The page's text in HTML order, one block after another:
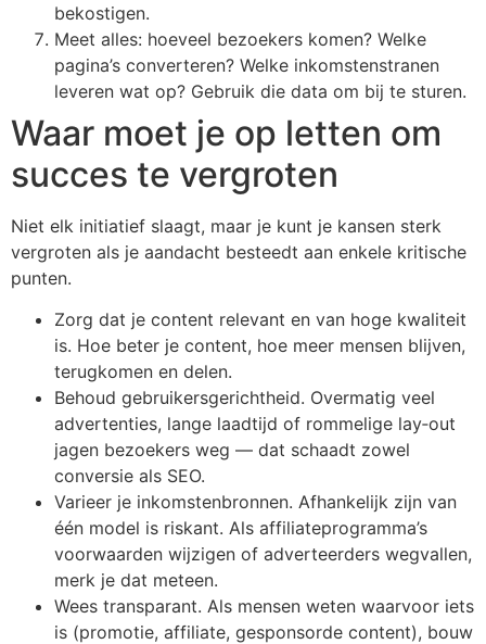
bekostigen.
Meet alles: hoeveel bezoekers komen? Welke
pagina’s converteren? Welke inkomstenstranen
leveren wat op? Gebruik die data om bij te sturen.
Waar moet je op letten om
succes te vergroten
Niet elk initiatief slaagt, maar je kunt je kansen sterk
vergroten als je aandacht besteedt aan enkele kritische
punten.
Zorg dat je content relevant en van hoge kwaliteit
is. Hoe beter je content, hoe meer mensen blijven,
terugkomen en delen.
Behoud gebruikersgerichtheid. Overmatig veel
advertenties, lange laadtijd of rommelige lay‑out
jagen bezoekers weg — dat schaadt zowel
conversie als SEO.
Varieer je inkomstenbronnen. Afhankelijk zijn van
één model is riskant. Als affiliateprogramma’s
voorwaarden wijzigen of adverteerders wegvallen,
merk je dat meteen.
Wees transparant. Als mensen weten waarvoor iets
is (promotie, affiliate, gesponsorde content), bouw